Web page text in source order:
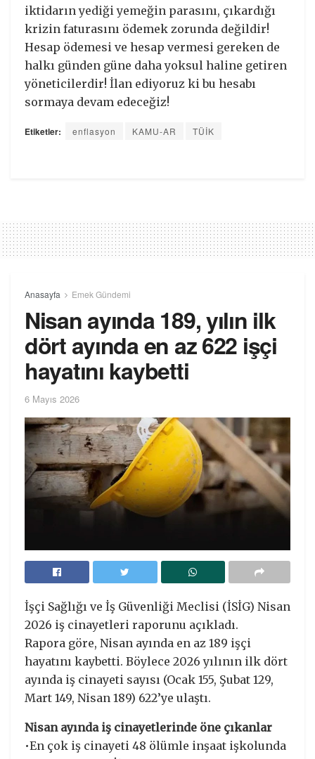
iktidarın yediği yemeğin parasını, çıkardığı
krizin faturasını ödemek zorunda değildir!
Hesap ödemesi ve hesap vermesi gereken de
halkı günden güne daha yoksul haline getiren
yöneticilerdir! İlan ediyoruz ki bu hesabı
sormaya devam edeceğiz!
Etiketler: enflasyon KAMU-AR TÜİK
Anasayfa Emek Gündemi
Nisan ayında 189, yılın ilk
dört ayında en az 622 işçi
hayatını kaybetti
6 Mayıs 2026
İşçi Sağlığı ve İş Güvenliği Meclisi (İSİG) Nisan
2026 iş cinayetleri raporunu açıkladı.
Rapora göre, Nisan ayında en az 189 işçi
hayatını kaybetti. Böylece 2026 yılının ilk dört
ayında iş cinayeti sayısı (Ocak 155, Şubat 129,
Mart 149, Nisan 189) 622’ye ulaştı.
Nisan ayında iş cinayetlerinde öne çıkanlar
•En çok iş cinayeti 48 ölümle inşaat işkolunda